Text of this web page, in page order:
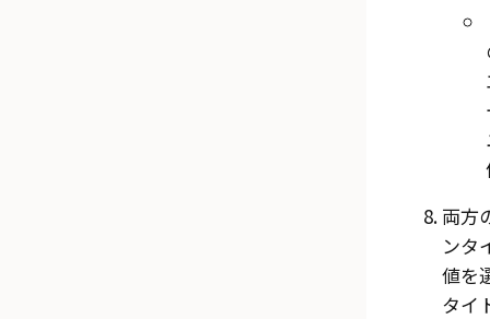
両方
ンタ
値を
タイ